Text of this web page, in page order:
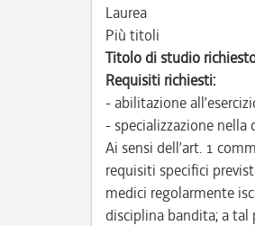
Laurea
Più titoli
Titolo di studio
Requisiti richiesti:
- abilitazione
- specializzazione
Ai sensi dell’art. 1
requisiti specifici
medici regolarmente
disciplina bandita; a tal